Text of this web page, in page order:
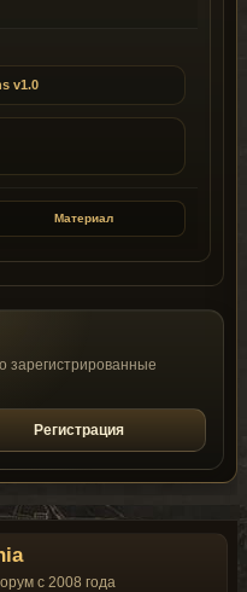
v1.0
Материал
зарегистрированные
Регистрация
с 2008 года